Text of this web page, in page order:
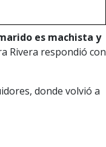
es machista y
Rivera respondió con
donde volvió a